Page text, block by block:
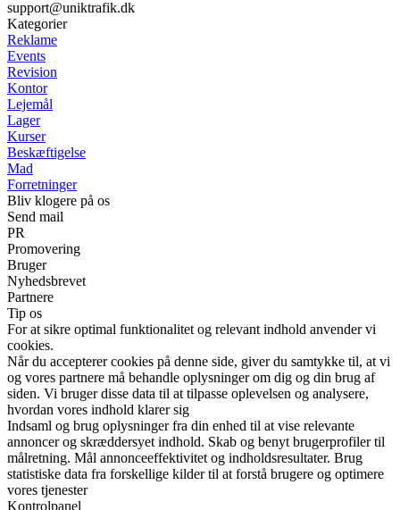
support@uniktrafik.dk
Kategorier
Reklame
Events
Revision
Kontor
Lejemål
Lager
Kurser
Beskæftigelse
Mad
Forretninger
Bliv klogere på os
Send mail
PR
Promovering
Bruger
Nyhedsbrevet
Partnere
Tip os
For at sikre optimal funktionalitet og relevant indhold anvender vi
cookies.
Når du accepterer cookies på denne side, giver du samtykke til, at vi
og vores partnere må behandle oplysninger om dig og din brug af
siden. Vi bruger disse data til at tilpasse oplevelsen og analysere,
hvordan vores indhold klarer sig
Indsaml og brug oplysninger fra din enhed til at vise relevante
annoncer og skræddersyet indhold. Skab og benyt brugerprofiler til
målretning. Mål annonceeffektivitet og indholdsresultater. Brug
statistiske data fra forskellige kilder til at forstå brugere og optimere
vores tjenester
Kontrolpanel